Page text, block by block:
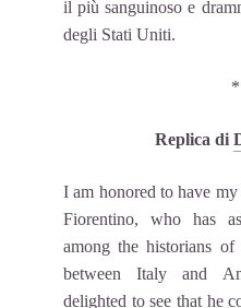
il più sanguinoso e
degli Stati Uniti.
Replica di
I am honored to have
Fiorentino, who has
among the historians of
between Italy and
delighted to see that he